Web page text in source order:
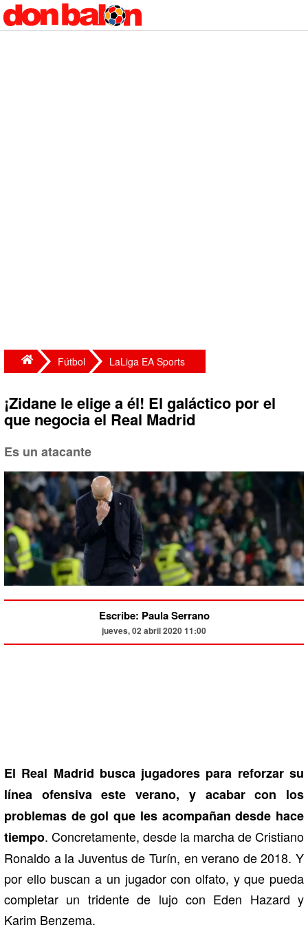
Fútbol LaLiga EA Sports
¡Zidane le elige a él! El galáctico por el
que negocia el Real Madrid
Es un atacante
Escribe: Paula Serrano
jueves, 02 abril 2020 11:00
El Real Madrid busca jugadores para reforzar su
línea ofensiva este verano, y acabar con los
problemas de gol que les acompañan desde hace
tiempo. Concretamente, desde la marcha de Cristiano
Ronaldo a la Juventus de Turín, en verano de 2018. Y
por ello buscan a un jugador con olfato, y que pueda
completar un tridente de lujo con Eden Hazard y
Karim Benzema.